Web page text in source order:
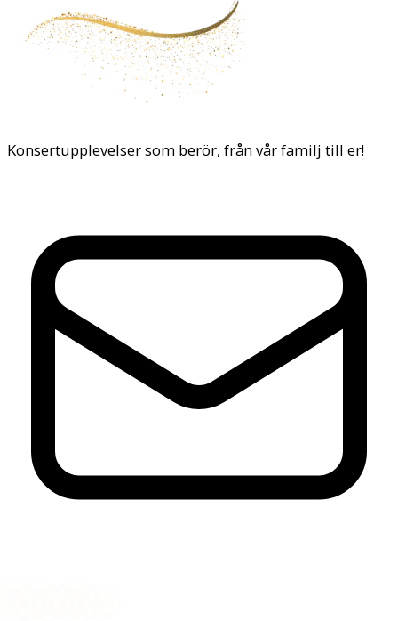
Konsertupplevelser som berör, från vår familj till er!